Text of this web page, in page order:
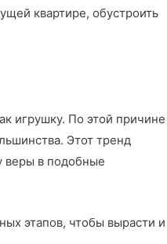
квартире, обустроить
игрушку. По этой причине
Этот тренд
веры в подобные
этапов, чтобы вырасти и